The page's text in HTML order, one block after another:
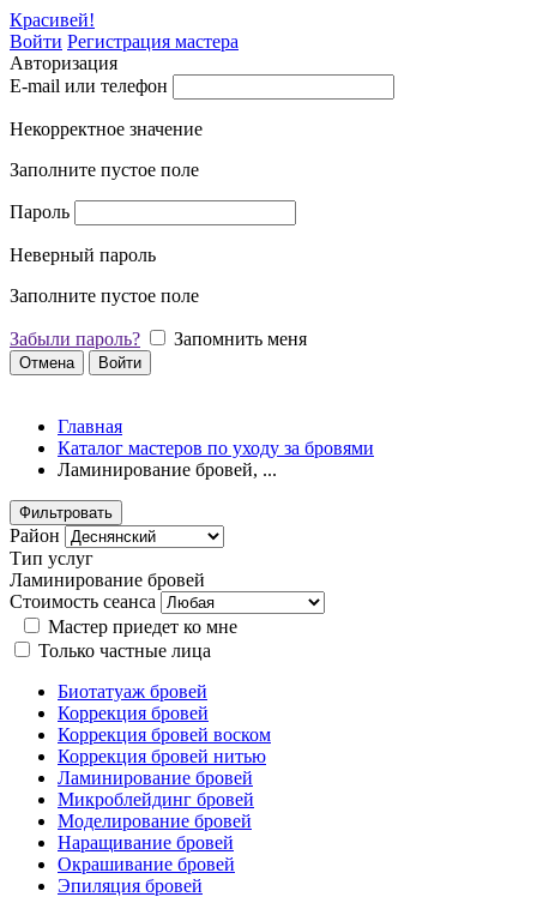
Красивей!
Войти Регистрация мастера
Авторизация
E-mail или телефон
Некорректное значение
Заполните пустое поле
Пароль
Неверный пароль
Заполните пустое поле
Забыли пароль? Запомнить меня
Отмена Войти
Главная
Каталог мастеров по уходу за бровями
Ламинирование бровей, ...
Фильтровать
Район
Тип услуг
Ламинирование бровей
Стоимость сеанса
Мастер приедет ко мне
Только частные лица
Биотатуаж бровей
Коррекция бровей
Коррекция бровей воском
Коррекция бровей нитью
Ламинирование бровей
Микроблейдинг бровей
Моделирование бровей
Наращивание бровей
Окрашивание бровей
Эпиляция бровей